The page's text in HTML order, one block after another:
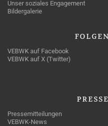
Unser soziales Engagement
Bildergalerie
FOLGEN
VEBWK auf Facebook
VEBWK auf X (Twitter)
PRESSE
Pressemitteilungen
VEBWK-News